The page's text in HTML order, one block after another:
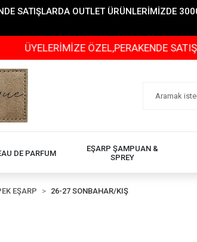
SATIŞLARDA OUTLET ÜRÜNLERİMİZDE
ÖZEL,PERAKENDE
DE PARFUM
EŞARP ŞAMPUAN &
SPREY
EŞARP 26-27 SONBAHAR/KIŞ